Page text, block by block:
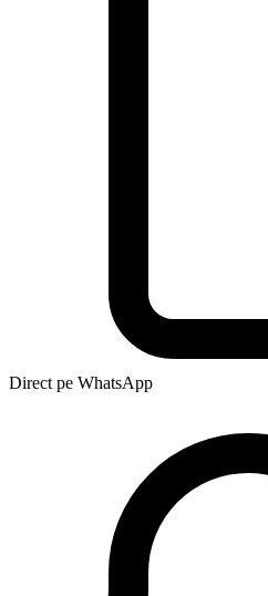
Direct pe WhatsApp